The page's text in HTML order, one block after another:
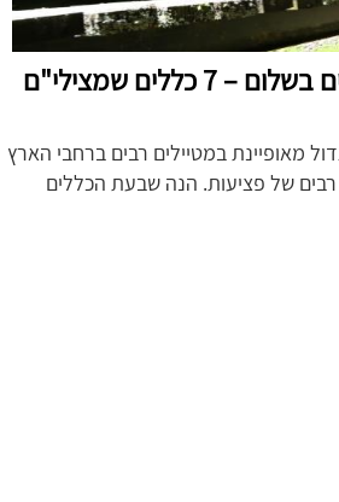
מטיילים נכון וחוזרים בשלום – 7 כללים שמצילי"ם
מאופיינת במטיילים רבים ברחבי הארץ
של פציעות. הנה שבעת הכללים